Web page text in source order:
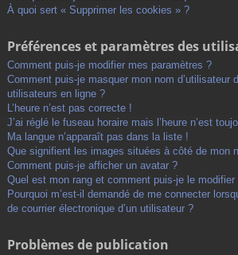
À quoi sert « Supprimer les cookies » ?
Préférences et paramètres des
Comment puis-je modifier mes paramètres ?
Comment puis-je masquer mon nom d’utilisateur
utilisateurs en ligne ?
L’heure n’est pas correcte !
J’ai réglé le fuseau horaire mais l’heure n’est
Ma langue n’apparaît pas dans la liste !
Que signifient les images situées à côté de mon
Comment puis-je afficher un avatar ?
Quel est mon rang et comment puis-je le modifier
Pourquoi m’est-il demandé de me connecter
de courrier électronique d’un utilisateur ?
Problèmes de publication